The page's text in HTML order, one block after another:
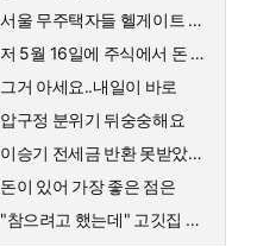
서울 무주택자들 헬게이트 열리네요
저 5월 16일에 주식에서 돈 90% 뺐다고 글 올렸어요
그거 아세요..내일이 바로
압구정 분위기 뒤숭숭해요
이승기 전세금 반환 못받았네요
돈이 있어 가장 좋은 점은
"참으려고 했는데" 고깃집 사장님 결국 CCTV 공개한 이유